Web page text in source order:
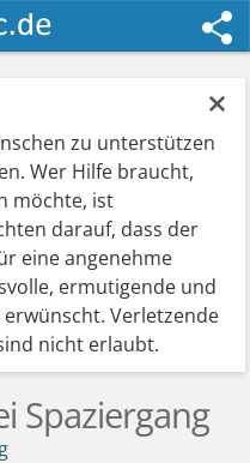
×
zu unterstützen
Wer Hilfe braucht,
möchte, ist
darauf, dass der
eine angenehme
ermutigende und
Verletzende
nicht erlaubt.
Spaziergang